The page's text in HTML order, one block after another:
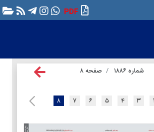
PDF
شماره ۱۸۸۶ صفحه ۸
۳ ۴ ۵ ۶ ۷ ۸